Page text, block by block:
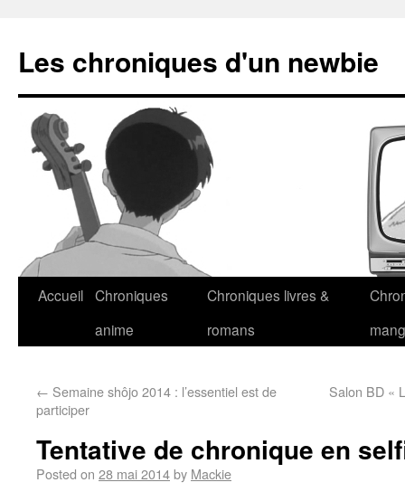
Les chroniques d'un newbie
Accueil Chroniques
anime
Chroniques livres &
romans
← Semaine shôjo 2014 : l’essentiel est de
participer
Salon BD «
Tentative de chronique en
Posted on 28 mai 2014by Mackie